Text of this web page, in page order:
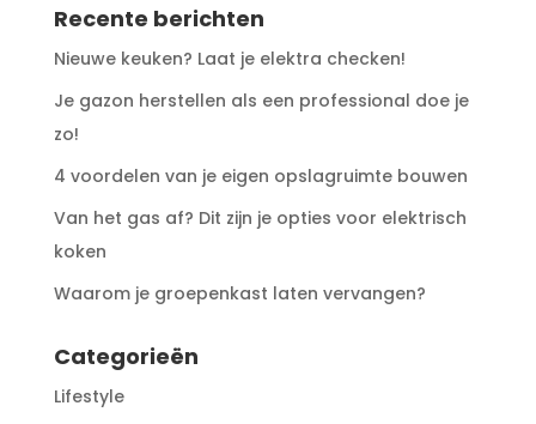
Recente berichten
Nieuwe keuken? Laat je elektra checken!
Je gazon herstellen als een professional doe je
zo!
4 voordelen van je eigen opslagruimte bouwen
Van het gas af? Dit zijn je opties voor elektrisch
koken
Waarom je groepenkast laten vervangen?
Categorieën
Lifestyle